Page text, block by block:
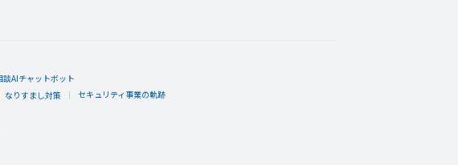
談AIチャットボット
なりすまし対策 セキュリティ事業の軌跡